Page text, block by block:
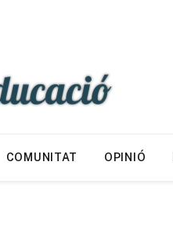
COMUNITAT OPINIÓ